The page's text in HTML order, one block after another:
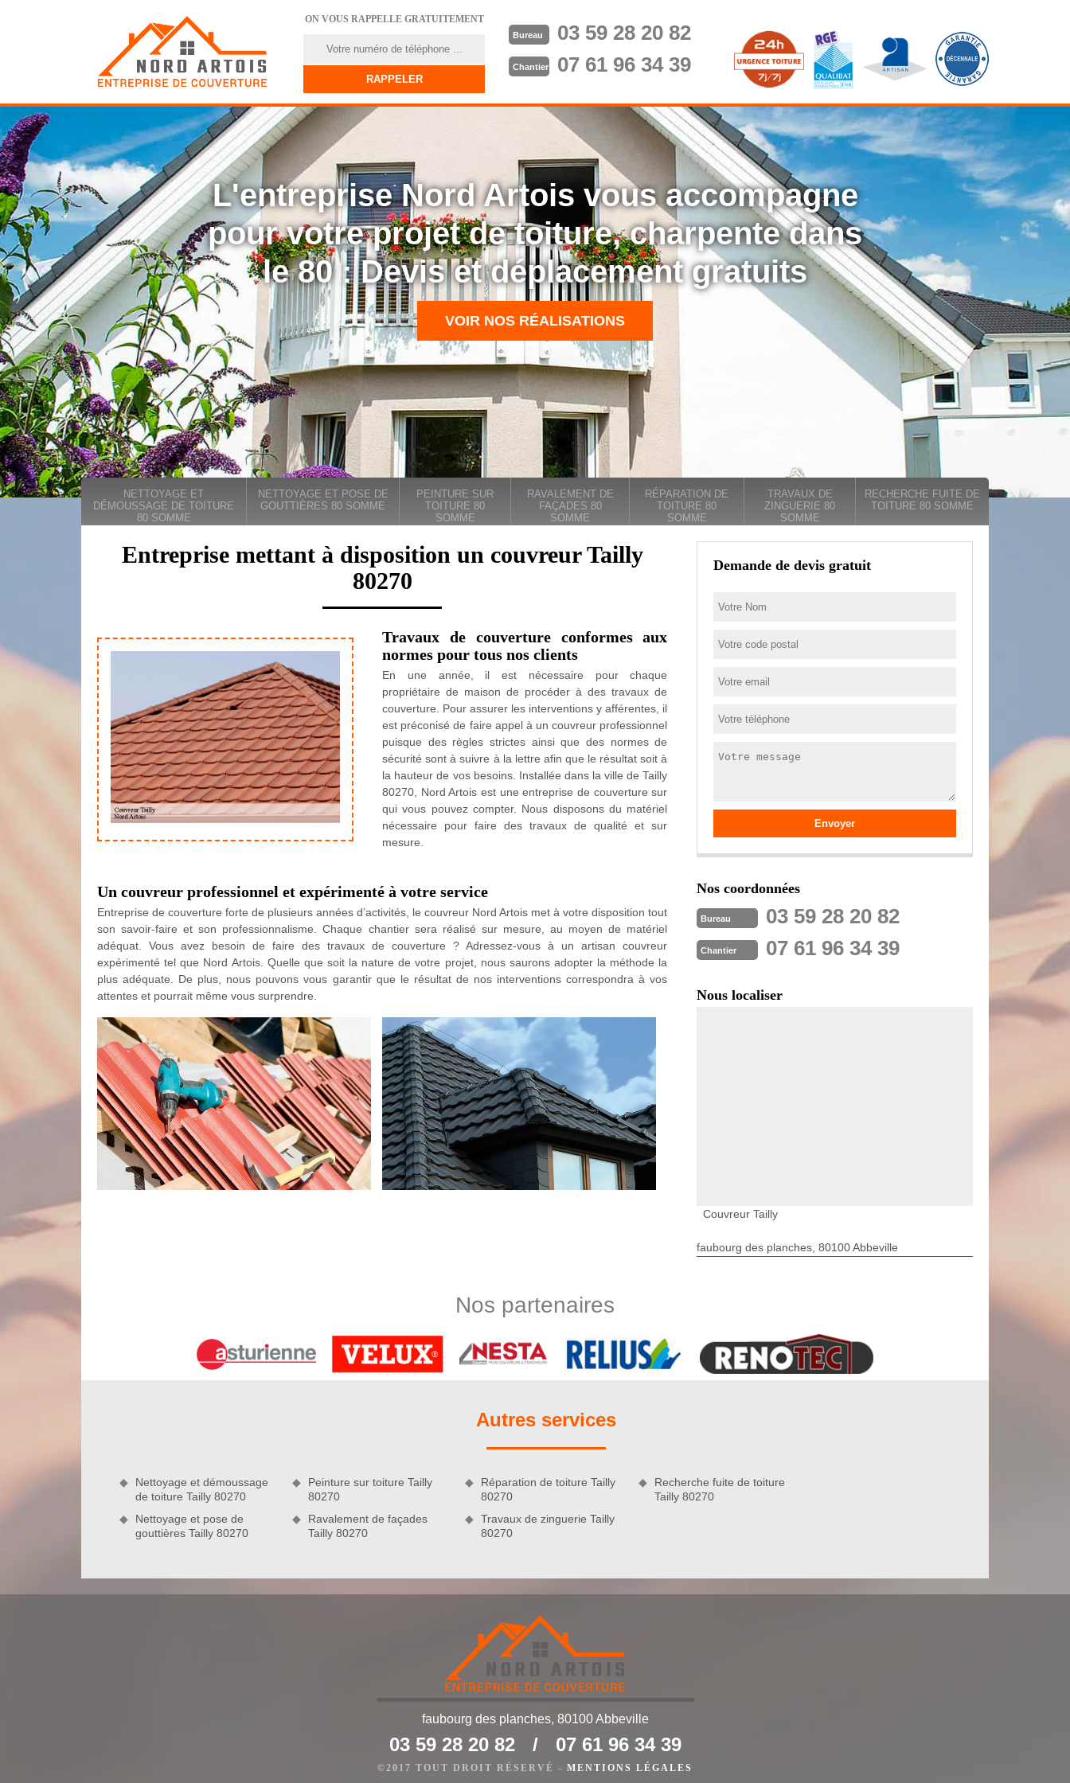
ON VOUS RAPPELLE GRATUITEMENT
Bureau 03 59 28 20 82
Chantier 07 61 96 34 39
L'entreprise Nord Artois vous accompagne
pour votre projet de toiture, charpente dans
le 80 : Devis et déplacement gratuits
VOIR NOS RÉALISATIONS
NETTOYAGE ET
DÉMOUSSAGE DE TOITURE
80 SOMME
NETTOYAGE ET POSE DE
GOUTTIÈRES 80 SOMME
PEINTURE SUR
TOITURE 80
SOMME
RAVALEMENT DE
FAÇADES 80
SOMME
RÉPARATION DE
TOITURE 80
SOMME
TRAVAUX DE
ZINGUERIE 80
SOMME
RECHERCHE FUITE DE
TOITURE 80 SOMME
Entreprise mettant à disposition un couvreur Tailly
80270
Travaux de couverture conformes aux
normes pour tous nos clients
En une année, il est nécessaire pour chaque
propriétaire de maison de procéder à des travaux de
couverture. Pour assurer les interventions y afférentes, il
est préconisé de faire appel à un couvreur professionnel
puisque des règles strictes ainsi que des normes de
sécurité sont à suivre à la lettre afin que le résultat soit à
la hauteur de vos besoins. Installée dans la ville de Tailly
80270, Nord Artois est une entreprise de couverture sur
qui vous pouvez compter. Nous disposons du matériel
nécessaire pour faire des travaux de qualité et sur
mesure.
Un couvreur professionnel et expérimenté à votre service
Entreprise de couverture forte de plusieurs années d’activités, le couvreur Nord Artois met à votre disposition tout
son savoir-faire et son professionnalisme. Chaque chantier sera réalisé sur mesure, au moyen de matériel
adéquat. Vous avez besoin de faire des travaux de couverture ? Adressez-vous à un artisan couvreur
expérimenté tel que Nord Artois. Quelle que soit la nature de votre projet, nous saurons adopter la méthode la
plus adéquate. De plus, nous pouvons vous garantir que le résultat de nos interventions correspondra à vos
attentes et pourrait même vous surprendre.
les règles de l’art. Vous pouviez entièrement leur faire confier et les laissez prendre en charge vos travaux de
couvreurs du 80270 sont de vrais passionnés qui accentuent leur professionnalisme ainsi que leur sérieux à
travers chaque réalisation.
ses environs. Nous entendons par là que vous pouvez accéder à nos prestations de qualité, quel que soit le
Comme l’entreprise Nord Artois intervient dans le domaine de la couverture, il est bien logique que nous
maîtrisions le secteur de la zinguerie ; d’autant plus qu’il s’agit d’une intervention qui va de pair avec les travaux
Demande de devis gratuit
Nos coordonnées
Bureau 03 59 28 20 82
Chantier 07 61 96 34 39
Nous localiser
Couvreur Tailly
faubourg des planches, 80100 Abbeville
Nos partenaires
Autres services
Nettoyage et démoussage
de toiture Tailly 80270
Nettoyage et pose de
gouttières Tailly 80270
Peinture sur toiture Tailly
80270
Ravalement de façades
Tailly 80270
Réparation de toiture Tailly
80270
Travaux de zinguerie Tailly
80270
Recherche fuite de toiture
Tailly 80270
faubourg des planches, 80100 Abbeville
03 59 28 20 82 / 07 61 96 34 39
©2017 TOUT DROIT RÉSERVÉ - MENTIONS LÉGALES